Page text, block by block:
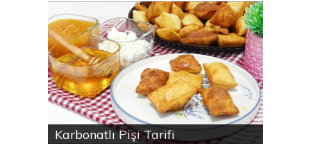
Karbonatlı Pişi Tarifi
Hodan bitkisinin faydaları
Yalancı Baklava Tarifi
Gökçesu Pilavı Tarifi
Nohutlu kereviz yemeği